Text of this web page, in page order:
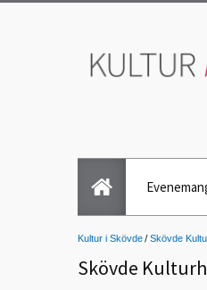
Kultur i Skövde Skövde
Skövde